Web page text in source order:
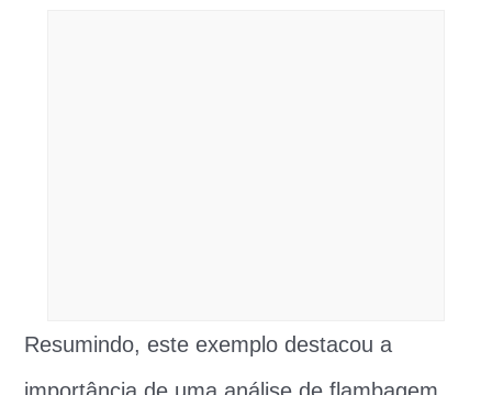
Resumindo, este exemplo destacou a